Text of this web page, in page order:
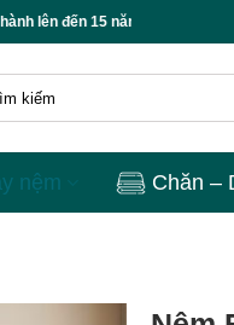
lên đến 15 năm ✅ Freeship toàn
nệm Chăn –